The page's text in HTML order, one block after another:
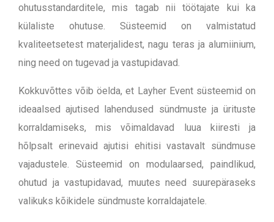
ohutusstandarditele, mis tagab nii töötajate kui ka
külaliste ohutuse. Süsteemid on valmistatud
kvaliteetsetest materjalidest, nagu teras ja alumiinium,
ning need on tugevad ja vastupidavad.
Kokkuvõttes võib öelda, et Layher Event süsteemid on
ideaalsed ajutised lahendused sündmuste ja ürituste
korraldamiseks, mis võimaldavad luua kiiresti ja
hõlpsalt erinevaid ajutisi ehitisi vastavalt sündmuse
vajadustele. Süsteemid on modulaarsed, paindlikud,
ohutud ja vastupidavad, muutes need suurepäraseks
valikuks kõikidele sündmuste korraldajatele.